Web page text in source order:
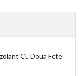
Cu Doua Fete